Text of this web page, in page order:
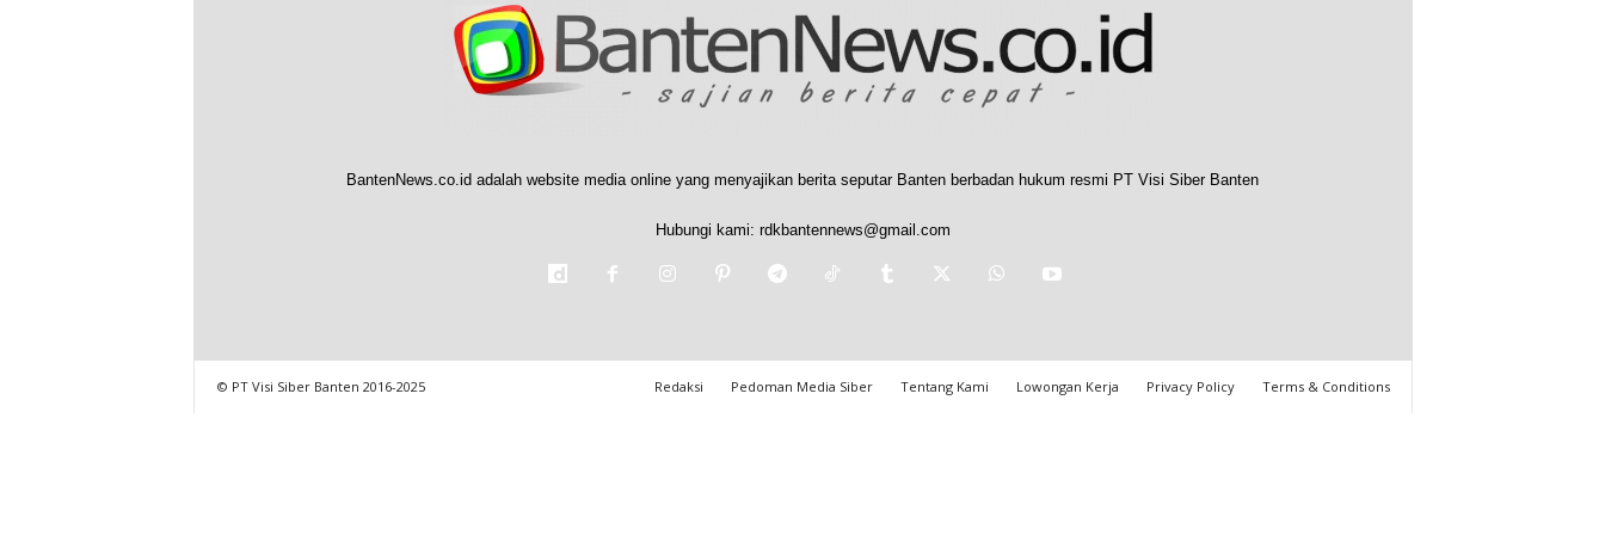
BantenNews.co.id adalah website media online yang menyajikan berita seputar Banten berbadan hukum resmi PT Visi Siber Banten
Hubungi kami: rdkbantennews@gmail.com
Redaksi Pedoman Media Siber Tentang Kami Lowongan Kerja Privacy Policy Terms & Conditions
© PT Visi Siber Banten 2016-2025